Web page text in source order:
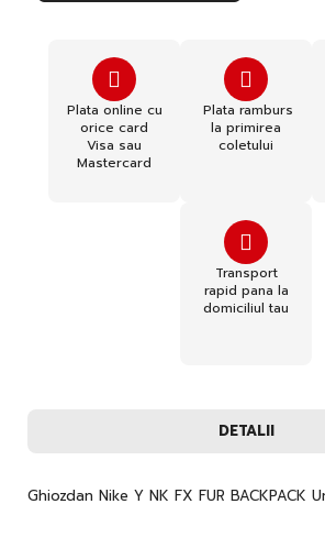
Plata online cu
orice card
Visa sau
Mastercard
Plata ramburs
la primirea
coletului
Transport
rapid pana la
domiciliul tau
DETALII
Ghiozdan Nike Y NK FX FUR BACKPACK